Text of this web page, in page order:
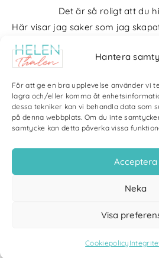
Hantera
För att ge en bra upplevelse använder vi
lagra och/eller komma åt
dessa tekniker kan vi behandla data som
på denna webbplats. Om du inte
samtycke kan detta påverka vissa
Acceptera
Neka
Visa
Cookiepolicy
Det är så roligt att du
Här visar jag saker som jag
blir det mycket fotografier och
kärlek till naturen och min vackra
Bloggarkiv
Copyright Helen Thalen 2026 – All rights
| Produktion och